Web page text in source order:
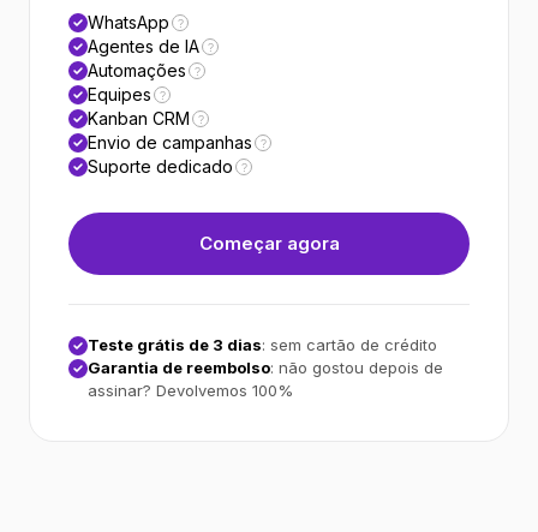
WhatsApp ?
Agentes de IA ?
Automações ?
Equipes ?
Kanban CRM ?
Envio de campanhas ?
Suporte dedicado ?
Começar agora
Teste grátis de 3 dias: sem cartão de crédito
Garantia de reembolso: não gostou depois de
assinar? Devolvemos 100%